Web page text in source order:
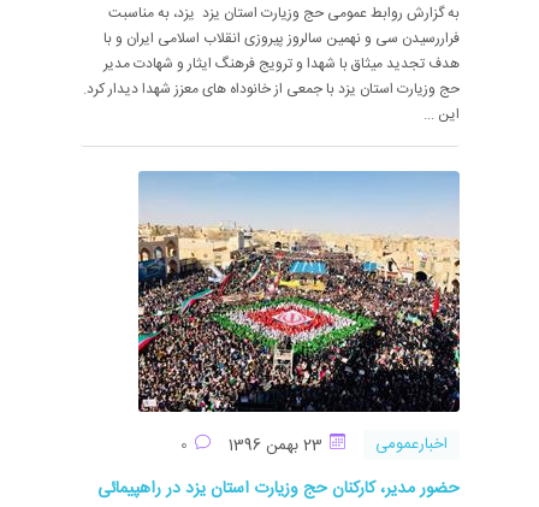
به گزارش روابط عمومی حج وزیارت استان یزد یزد، به مناسبت
فراررسیدن سی و نهمین سالروز پیروزی انقلاب اسلامی ایران و با
هدف تجدید میثاق با شهدا و ترویج فرهنگ ایثار و شهادت مدیر
حج وزیارت استان یزد با جمعی از خانوداه های معزز شهدا دیدار کرد.
این ...
اخبارعمومی
حضور مدیر، کارکنان حج وزیارت استان یزد در راهپیمائی